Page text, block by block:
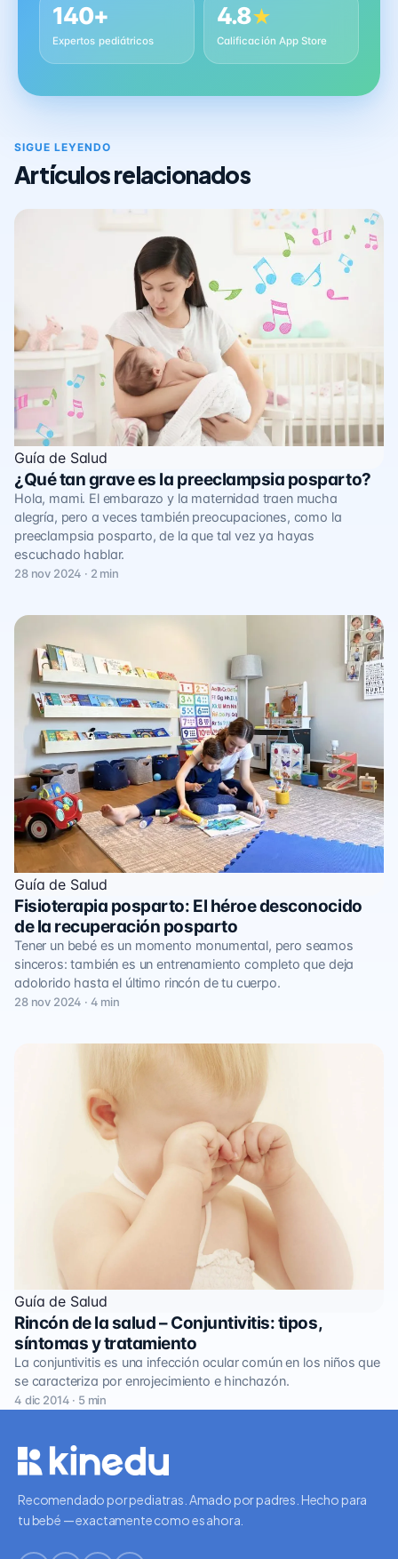
140+
Expertos pediátricos
4.8★
Calificación App Store
SIGUE LEYENDO
Artículos relacionados
Guía de Salud
¿Qué tan grave es la preeclampsia posparto?
Hola, mami. El embarazo y la maternidad traen mucha
alegría, pero a veces también preocupaciones, como la
preeclampsia posparto, de la que tal vez ya hayas
escuchado hablar.
28 nov 2024 · 2 min
Guía de Salud
Fisioterapia posparto: El héroe desconocido
de la recuperación posparto
Tener un bebé es un momento monumental, pero seamos
sinceros: también es un entrenamiento completo que deja
adolorido hasta el último rincón de tu cuerpo.
28 nov 2024 · 4 min
Guía de Salud
Rincón de la salud – Conjuntivitis: tipos,
síntomas y tratamiento
La conjuntivitis es una infección ocular común en los niños que
se caracteriza por enrojecimiento e hinchazón.
4 dic 2014 · 5 min
Recomendado por pediatras. Amado por padres. Hecho para
tu bebé — exactamente como es ahora.